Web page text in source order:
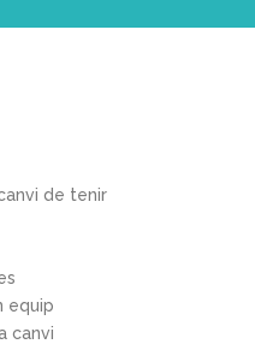
de tenir
equip
canvi